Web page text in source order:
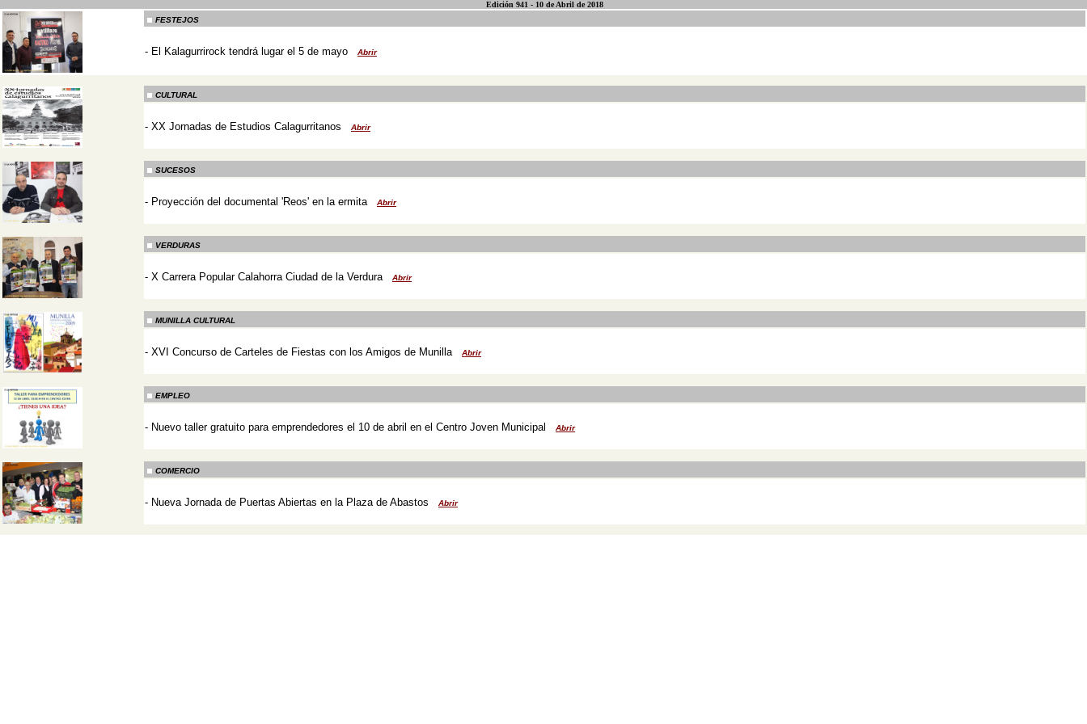
Edición 941 - 10 de Abril de 2018
FESTEJOS
- El Kalagurrirock tendrá lugar el 5 de mayo Abrir
CULTURAL
- XX Jornadas de Estudios Calagurritanos Abrir
SUCESOS
- Proyección del documental 'Reos' en la ermita Abrir
VERDURAS
- X Carrera Popular Calahorra Ciudad de la Verdura Abrir
MUNILLA CULTURAL
- XVI Concurso de Carteles de Fiestas con los Amigos de Munilla Abrir
EMPLEO
- Nuevo taller gratuito para emprendedores el 10 de abril en el Centro Joven Municipal Abrir
COMERCIO
- Nueva Jornada de Puertas Abiertas en la Plaza de Abastos Abrir